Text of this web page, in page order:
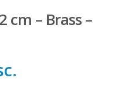
cm – Brass –